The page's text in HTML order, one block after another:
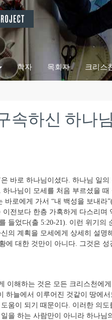
학자 목회자 크리스
속하신 하나
바로 하나님이셨다. 하나님 일
나님이 모세를 처음 부르셨을
바로에게 가서 “내 백성을 보내
전보다 한층 가혹하게 다스리
들었다(출 5:20-21). 이런 위기의
의 계획을 모세에게 상세히 설명
에 대한 것만이 아니다. 그것은
이해하는 것은 모든 크리스천에
하늘에서 이루어진 것같이 땅에
움이 되기 때문이다. 이러한 의도
일을 하는 사람만이 아니라 하나